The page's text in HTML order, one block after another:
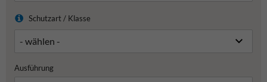
Schutzart / Klasse
Ausführung